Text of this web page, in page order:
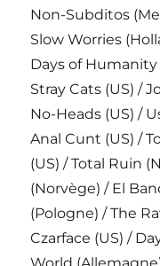
Non-Subditos
Slow Worries
Days of
Stray Cats (US) /
No-Heads (US) /
Anal Cunt (US) /
(US) / Total Ruin
(Norvège) / El
(Pologne) / The
Czarface (US) /